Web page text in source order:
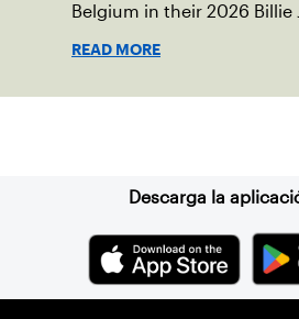
Belgium in their 2026 Billie
READ MORE
Descarga la